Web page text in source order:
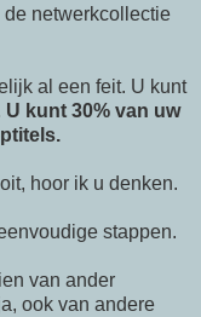
de netwerkcollectie
al een feit. U kunt
U kunt 30% van uw
hoor ik u denken.
stappen.
van ander
ook van andere